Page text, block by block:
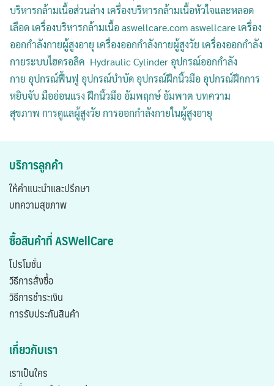
บริหารกล้ามเนื้อส่วนล่าง เครื่องบริหารกล้ามเนื้อหัวใจและหลอด
เลือด เครื่องบริหารกล้ามเนื้อaswellcare.com aswellcare เครื่อง
ออกกำลังกายผู้สูงอายุ เครื่องออกกำลังกายผู้สูงวัย เครื่องออกกำลัง
กายระบบไฮดรอลิค Hydraulic Cylinder อุปกรณ์ออกกำลัง
กาย อุปกรณ์ฟื้นฟู อุปกรณ์บำบัดอุปกรณ์ฝึกนิ้วมืออุปกรณ์ฝึกการ
หยิบจับมืออ่อนแรงฝึกนิ้วมืออัมพฤกษ์อัมพาต บทความ
สุขภาพ การดูแลผู้สูงวัย การออกกำลังกายในผู้สูงอาย
บริการลูกค้า
ให้คำแนะนำและปรึกษา
บทความสุขภาพ
ซื้อสินค้าที่ ASWellCare
โปรโมชั่น
วีธีการสั่งซื้อ
วิธีการชำระเงิน
การรับประกันสินค้า
เกี่ยวกับเรา
เราเป็นใคร